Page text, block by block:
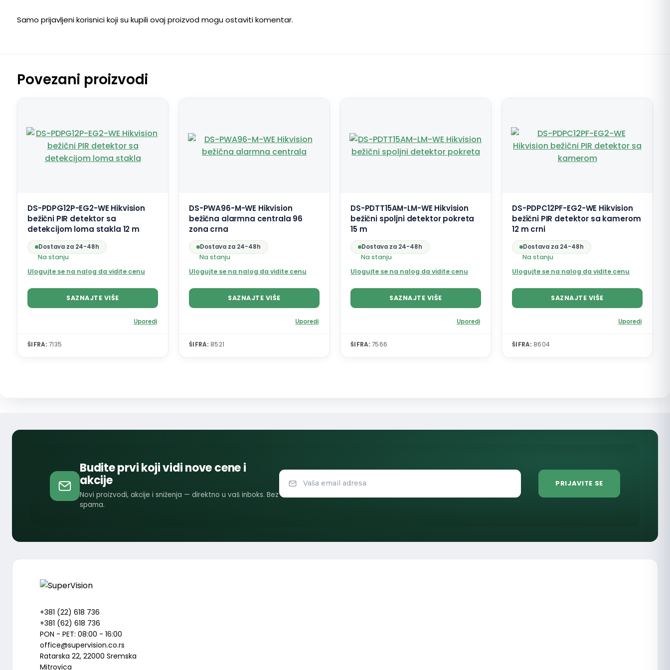
Samo prijavljeni korisnici koji su kupili ovaj proizvod mogu ostaviti komentar.
Povezani proizvodi
DS-PDPG12P-EG2-WE Hikvision
bežični PIR detektor sa
detekcijom loma stakla 12 m
Dostava za 24-48h
Na stanju
Ulogujte se na nalog da vidite cenu
SAZNAJTE VIŠE
Uporedi
ŠIFRA: 7135
DS-PWA96-M-WE Hikvision
bežična alarmna centrala 96
zona crna
Dostava za 24-48h
Na stanju
Ulogujte se na nalog da vidite cenu
SAZNAJTE VIŠE
Uporedi
ŠIFRA: 8521
DS-PDTT15AM-LM-WE Hikvision
bežični spoljni detektor pokreta
15 m
Dostava za 24-48h
Na stanju
Ulogujte se na nalog da vidite cenu
SAZNAJTE VIŠE
Uporedi
ŠIFRA: 7566
DS-PDPC12PF-EG2-WE Hikvision
bežični PIR detektor sa kamerom
12 m crni
Dostava za 24-48h
Na stanju
Ulogujte se na nalog da vidite cenu
SAZNAJTE VIŠE
Uporedi
ŠIFRA: 8604
Budite prvi koji vidi nove cene i
akcije
Novi proizvodi, akcije i sniženja — direktno u vaš inboks. Bez
spama.
+381 (22) 618 736
+381 (62) 618 736
PON - PET: 08:00 - 16:00
office@supervision.co.rs
Ratarska 22, 22000 Sremska
Mitrovica